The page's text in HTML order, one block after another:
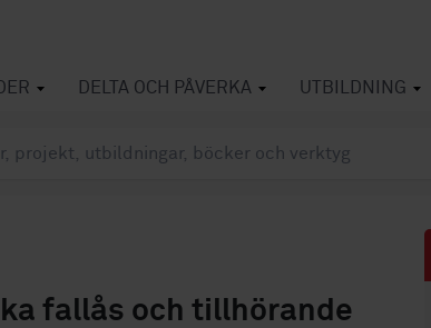
DELTA OCH PÅVERKA UTBILDNING
fallås och tillhörande